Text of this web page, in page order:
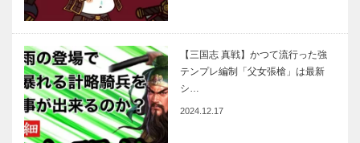
【三国志 真戦】かつて流行った強
テンプレ編制「父女張槍」は最新
シ…
2024.12.17